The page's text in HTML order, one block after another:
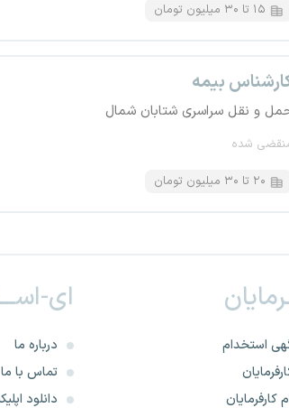
۱۵ تا ۳۰ میلیون تومان
بیمه
و نقل سراسری شتابان شمال
شده
۲۰ تا ۳۰ میلیون تومان
استخدام
کارفرمایان
ای-
درباره ما
تماس با ما
دانلود